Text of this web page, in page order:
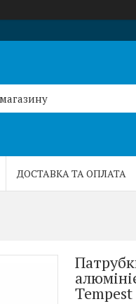
ДОСТАВКА ТА ОПЛАТА
Tempest